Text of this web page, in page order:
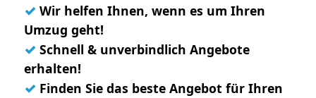
✓ Wir helfen Ihnen, wenn es um Ihren
Umzug geht!
✓ Schnell & unverbindlich Angebote
erhalten!
✓ Finden Sie das beste Angebot für Ihren